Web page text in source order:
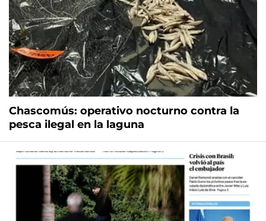
Chascomús: operativo nocturno contra la
pesca ilegal en la laguna